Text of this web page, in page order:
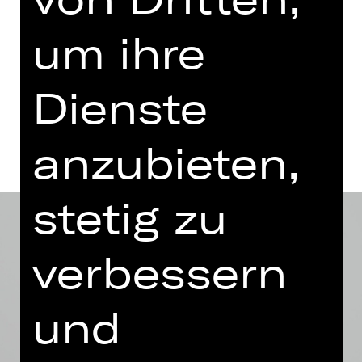
Eintritt frei
KUF im südpunkt
Termine und Besetzung
um ihre
Dienste
anzubieten,
stetig zu
verbessern
und